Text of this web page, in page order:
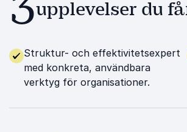
upplevelser du
Struktur- och effektivitetsexpert
med konkreta, användbara
verktyg för organisationer.